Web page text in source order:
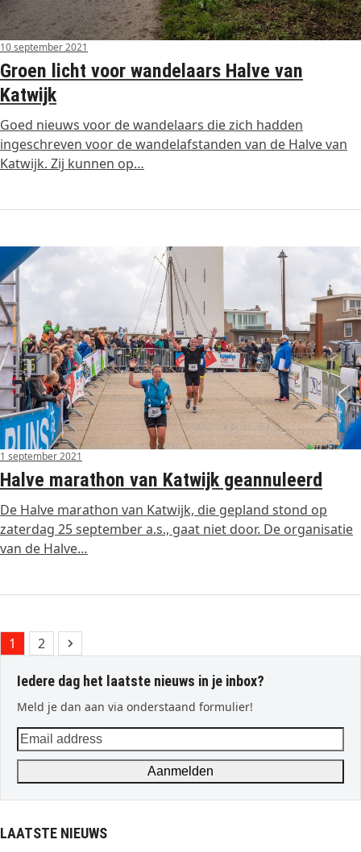
10 september 2021
Groen licht voor wandelaars Halve van
Katwijk
Goed nieuws voor de wandelaars die zich hadden
ingeschreven voor de wandelafstanden van de Halve van
Katwijk. Zij kunnen op…
1 september 2021
Halve marathon van Katwijk geannuleerd
De Halve marathon van Katwijk, die gepland stond op
zaterdag 25 september a.s., gaat niet door. De organisatie
van de Halve…
Page
1 Page
2 Next
Iedere dag het laatste nieuws in je inbox?
Meld je dan aan via onderstaand formulier!
Email
address
Aanmelden
LAATSTE NIEUWS